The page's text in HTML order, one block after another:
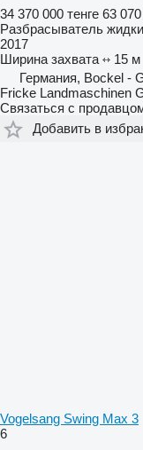
34 370 000 тенге 63
Разбрасыватель
2017
Ширина захвата
15 м
Германия, Bockel -
Fricke Landmaschinen
Связаться с
Добавить в
Vogelsang Swing Max 3
6